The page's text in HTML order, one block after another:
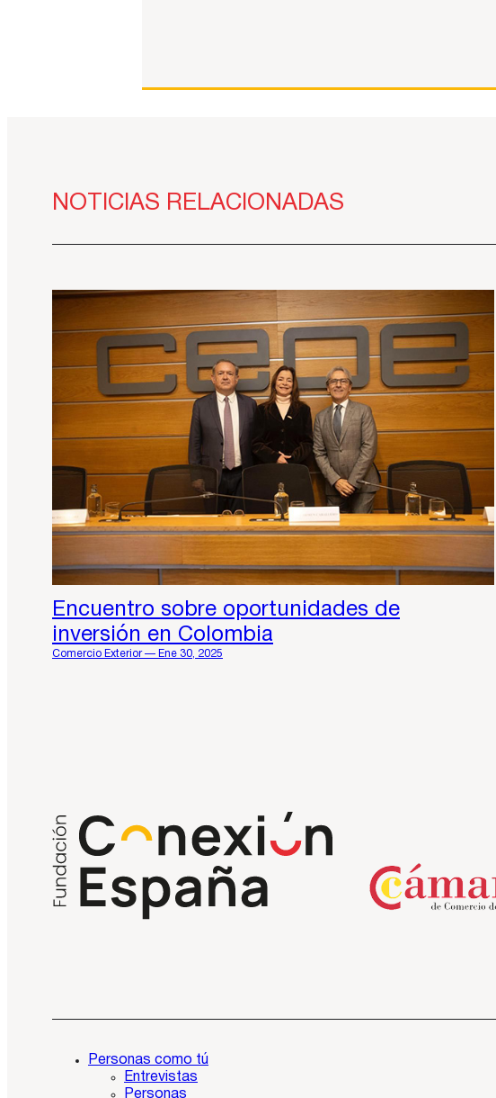
NOTICIAS RELACIONADAS
Encuentro sobre oportunidades de
inversión en Colombia
Comercio Exterior — Ene 30, 2025
Personas como tú
Entrevistas
Personas